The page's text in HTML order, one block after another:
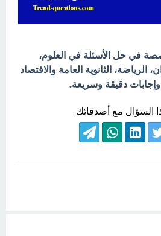
في حل الأسئلة في العلوم،
الرياضة، الثانوية العامة والاقتصاد
دقيقة وسريعة.
السؤال مع أصدقائك